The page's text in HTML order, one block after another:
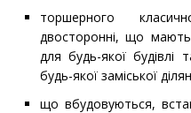
торшерного
двосторонні, що мають
для будь-якої
будь-якої заміської
що вбудовуються,